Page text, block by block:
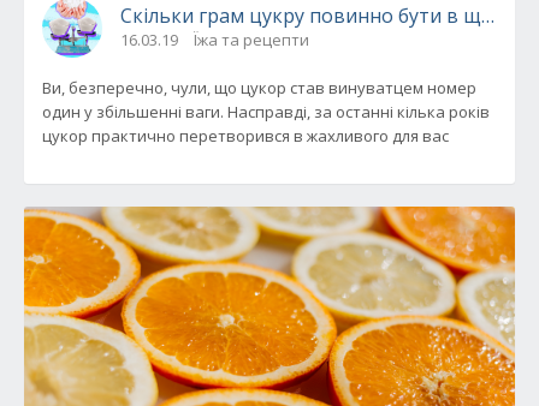
Скільки грам цукру повинно бути в
16.03.19 Їжа та рецепти
Ви, безперечно, чули, що цукор став винуватцем номер
один у збільшенні ваги. Насправді, за останні кілька років
цукор практично перетворився в жахливого для вас